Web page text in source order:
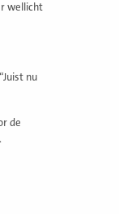
wellicht
nu
de